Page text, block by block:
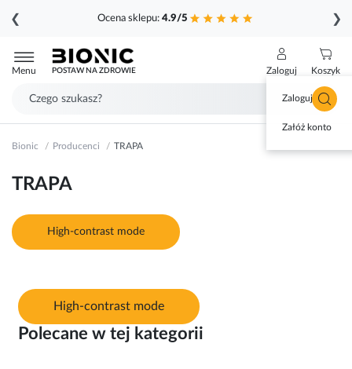
Ocena sklepu: 4.9/5
❮ ❯
do
treści
Menu POSTAW NA ZDROWIE Zaloguj
Zaloguj się
Załóż konto
Koszyk
Bionic Producenci TRAPA
TRAPA
High-contrast mode
High-contrast mode
Polecane w tej kategorii